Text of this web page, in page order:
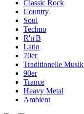
Classic Rock
Country
Soul
Techno
R'n'B
Latin
70er
Traditionelle Musik
90er
Trance
Heavy Metal
Ambient